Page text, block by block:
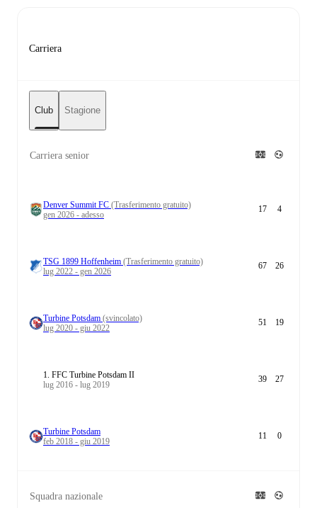
Carriera
Club Stagione
Carriera senior
Denver Summit FC (Trasferimento gratuito)
gen 2026 - adesso
17 4
TSG 1899 Hoffenheim (Trasferimento gratuito)
lug 2022 - gen 2026
67 26
Turbine Potsdam (svincolato)
lug 2020 - giu 2022
51 19
1. FFC Turbine Potsdam II
lug 2016 - lug 2019
39 27
Turbine Potsdam
feb 2018 - giu 2019
11 0
Squadra nazionale